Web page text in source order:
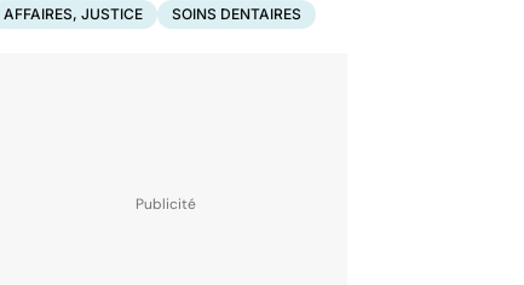
AFFAIRES, JUSTICE SOINS DENTAIRES